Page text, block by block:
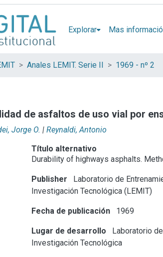
Explorar Mas
Anales LEMIT. Serie II 1969 - nº 2
de asfaltos de uso vial por
Jorge O. | Reynaldi, Antonio
Título alternativo
Durability of highways asphalts.
Publisher
Laboratorio de
Investigación Tecnológica (LEMIT)
Fecha de publicación 1969
Lugar de desarrollo
Laboratorio
Investigación Tecnológica